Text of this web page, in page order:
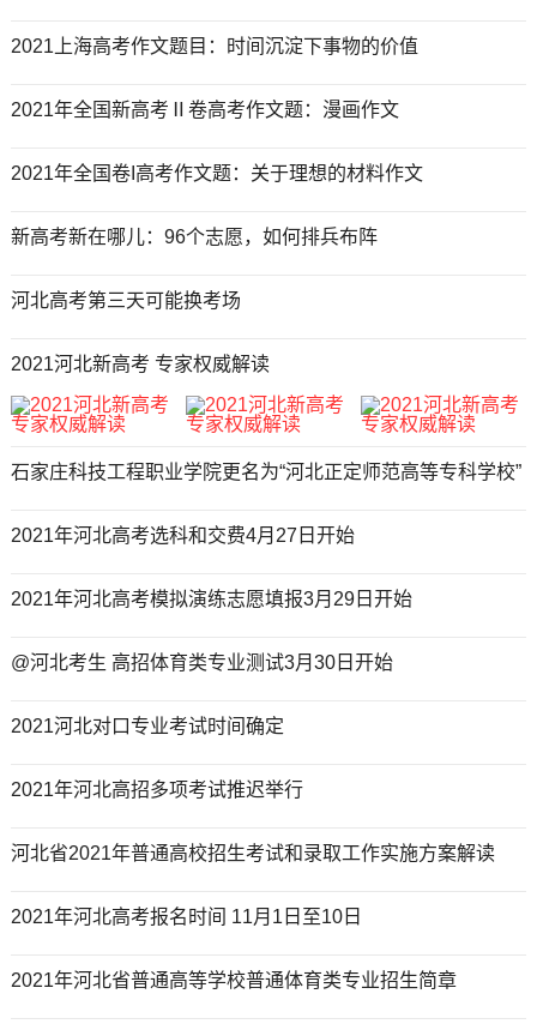
2021上海高考作文题目：时间沉淀下事物的价值
2021年全国新高考Ⅱ卷高考作文题：漫画作文
2021年全国卷I高考作文题：关于理想的材料作文
新高考新在哪儿：96个志愿，如何排兵布阵
河北高考第三天可能换考场
2021河北新高考 专家权威解读
石家庄科技工程职业学院更名为“河北正定师范高等专科学校”
2021年河北高考选科和交费4月27日开始
2021年河北高考模拟演练志愿填报3月29日开始
@河北考生 高招体育类专业测试3月30日开始
2021河北对口专业考试时间确定
2021年河北高招多项考试推迟举行
河北省2021年普通高校招生考试和录取工作实施方案解读
2021年河北高考报名时间 11月1日至10日
2021年河北省普通高等学校普通体育类专业招生简章